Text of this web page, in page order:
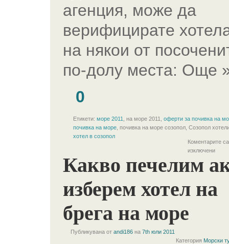
агенция, може да
верифицирате
на някои от
по-долу места: Още
0
Етикети: море 2011 , на море 2011, оферти за почивка на
почивка на море , почивка на море созопол, Созопол
хотел в созопол
Коментарите са
изключени
Какво печелим
изберем хотел на
брега на море
Публикувана от andi186 на 7th юли 2011
Категория Морски